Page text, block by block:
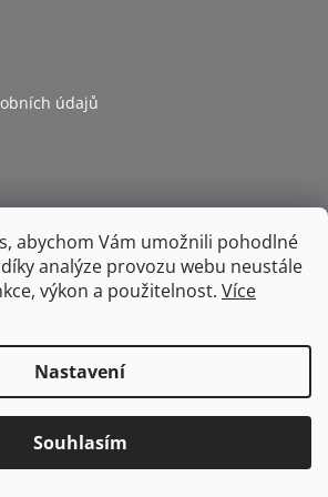
abychom Vám umožnili pohodlné
analýze provozu webu neustále
výkon a použitelnost. Více
Nastavení
Souhlasím
údajů
- pracovní oděvy s.r.o.. Všechna
Upravit nastavení cookies